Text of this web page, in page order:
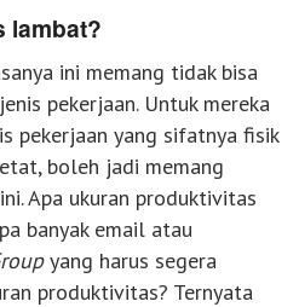
lambat?
ini memang tidak bisa
pekerjaan. Untuk mereka
pekerjaan yang sifatnya fisik
boleh jadi memang
Apa ukuran produktivitas
banyak email atau
yang harus segera
produktivitas? Ternyata